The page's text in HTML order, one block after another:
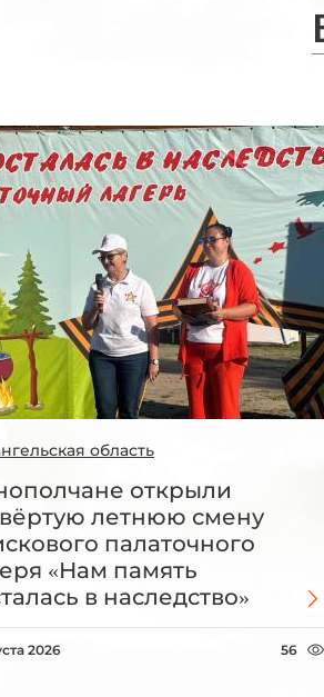
область
открыли
летнюю смену
палаточного
«Нам память
в наследство»
2026 56